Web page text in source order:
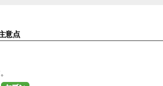
意点